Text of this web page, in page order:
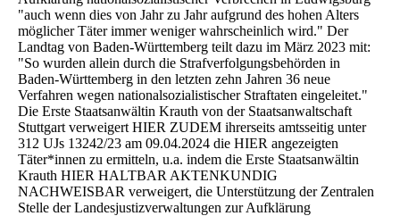
"auch wenn dies von Jahr zu Jahr aufgrund des hohen Alters
möglicher Täter immer weniger wahrscheinlich wird." Der
Landtag von Baden-Württemberg teilt dazu im März 2023 mit:
"So wurden allein durch die Strafverfolgungsbehörden in
Baden-Württemberg in den letzten zehn Jahren 36 neue
Verfahren wegen nationalsozialistischer Straftaten eingeleitet."
Die Erste Staatsanwältin Krauth von der Staatsanwaltschaft
Stuttgart verweigert HIER ZUDEM ihrerseits amtsseitig unter
312 UJs 13242/23 am 09.04.2024 die HIER angezeigten
Täter*innen zu ermitteln, u.a. indem die Erste Staatsanwältin
Krauth HIER HALTBAR AKTENKUNDIG
NACHWEISBAR verweigert, die Unterstützung der Zentralen
Stelle der Landesjustizverwaltungen zur Aufklärung